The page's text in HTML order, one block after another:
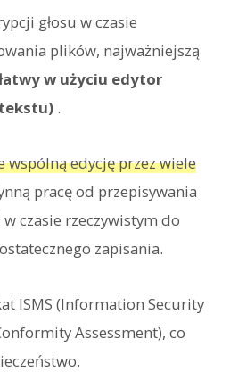
głosu w czasie
plików, najważniejszą
w użyciu edytor
.
wspólną edycję przez wiele
pracę od przepisywania
czasie rzeczywistym do
zapisania.
ISMS (Information Security
Assessment), co